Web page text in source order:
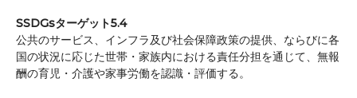
SSDGsターゲット5.4
公共のサービス、インフラ及び社会保障政策の提供、ならびに各
国の状況に応じた世帯・家族内における責任分担を通じて、無報
酬の育児・介護や家事労働を認識・評価する。